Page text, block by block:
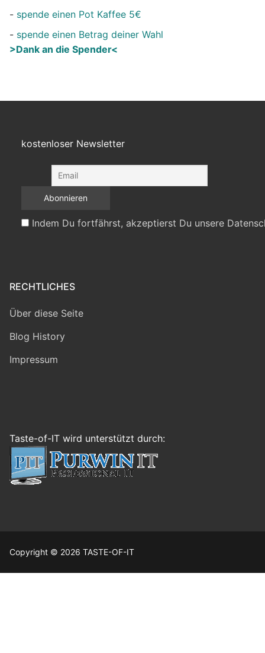
- spende einen Pot Kaffee 5€
- spende einen Betrag deiner Wahl
>Dank an die Spender<
kostenloser Newsletter
Indem Du fortfährst, akzeptierst Du unsere
RECHTLICHES
Über diese Seite
Blog History
Impressum
Taste-of-IT wird unterstützt durch:
Copyright © 2026 TASTE-OF-IT